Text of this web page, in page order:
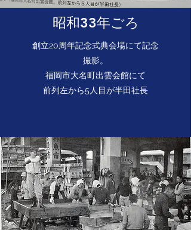
平成 2年 7月（1990年） 株式会社ベスト
サプライと株式会社中央シーフーズを合併し
存続会社を株式会社ベストサプライとする
平成10年 5月（1998年） 現住所に福岡市
鮮魚市場会館が完成、同会館内に本社移転
平成21年10月（2009年） 株式会社ベスト
サプライとの資本関係を解消
の連結子会社となり西部ガスグループ入り
平成30年 9月（2018年） 株式会社ベスト
サプライの２億円の増資引き受け、再子会社
化
平成31年 2月（2019年） 資本金を１億８
千万円から８千万円に減資
昭和33年ごろ
創立20周年記念式典会場にて記念
撮影。
福岡市大名町出雲会館にて
​前列左から5人目が半田社長